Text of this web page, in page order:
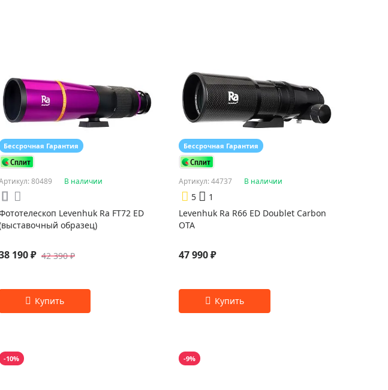
Бессрочная Гарантия
80489 В наличии
Levenhuk Ra FT72 ED
образец)
190 ₽ 42 390 ₽
Бессрочная Гарантия
Артикул: 44737 В наличии
5
1
Levenhuk Ra R66 ED Doublet Carbon
OTA
47 990 ₽
-10% -9%